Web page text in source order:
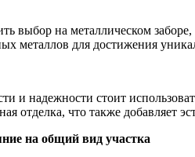
выбор на металлическом
металлов для достижения
и надежности стоит
отделка, что также добавляет
на общий вид участка